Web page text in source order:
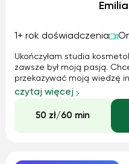
1+ rok doświadczenia
Ukończyłam studia
zawsze był moją pasją.
przekazywać moją wiedzę
podchodzę w sposób
staram się by wszystko
przez sposób w jaki
czytaj więcej
50 zł/60 min